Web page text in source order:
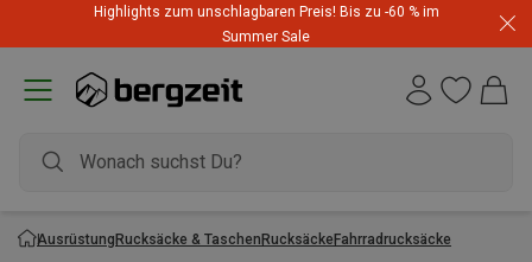
Highlights zum unschlagbaren Preis! Bis zu -60 % im
Summer Sale
AusrüstungRucksäcke & TaschenRucksäckeFahrradrucksäcke